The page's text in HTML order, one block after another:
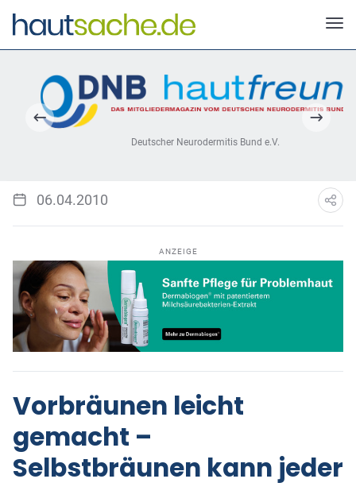
Deutscher Neurodermitis Bund e.V.
06.04.2010
ANZEIGE
Vorbräunen leicht
gemacht –
Selbstbräunen kann jeder